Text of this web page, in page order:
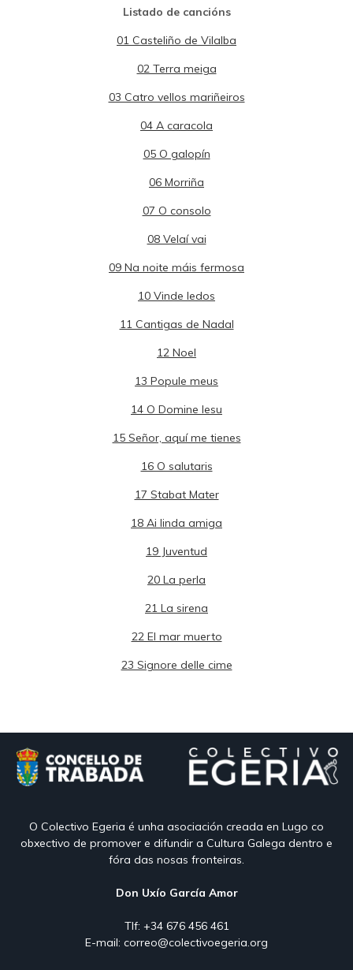
Listado de cancións
01 Casteliño de Vilalba
02 Terra meiga
03 Catro vellos mariñeiros
04 A caracola
05 O galopín
06 Morriña
07 O consolo
08 Velaí vai
09 Na noite máis fermosa
10 Vinde ledos
11 Cantigas de Nadal
12 Noel
13 Popule meus
14 O Domine Iesu
15 Señor, aquí me tienes
16 O salutaris
17 Stabat Mater
18 Ai linda amiga
19 Juventud
20 La perla
21 La sirena
22 El mar muerto
23 Signore delle cime
O Colectivo Egeria é unha asociación creada en Lugo co
obxectivo de promover e difundir a Cultura Galega dentro e
fóra das nosas fronteiras.
Don Uxío García Amor
Tlf: +34 676 456 461
E-mail: correo@colectivoegeria.org